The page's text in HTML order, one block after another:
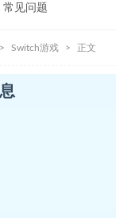
常见问题
Switch游戏 正文